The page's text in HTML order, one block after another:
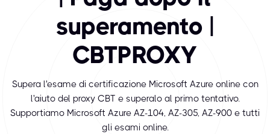
superamento |
CBTPROXY
Supera l'esame di certificazione Microsoft Azure online con
l'aiuto del proxy CBT e superalo al primo tentativo.
Supportiamo Microsoft Azure AZ-104, AZ-305, AZ-900 e tutti
gli esami online.